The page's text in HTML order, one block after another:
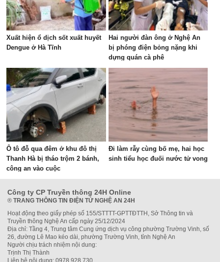
Xuất hiện ổ dịch sốt xuất huyết
Dengue ở Hà Tĩnh
Hai người đàn ông ở Nghệ An
bị phóng điện bỏng nặng khi
dựng quán cà phê
Ô tô đỗ qua đêm ở khu đô thị
Thanh Hà bị tháo trộm 2 bánh,
công an vào cuộc
Đi làm rẫy cùng bố mẹ, hai học
sinh tiểu học đuối nước tử vong
Công ty CP Truyền thông 24H Online
® TRANG THÔNG TIN ĐIỆN TỬ NGHỆ AN 24H
Hoạt động theo giấy phép số 155/STTTT-GPTTĐTTH, Sở Thông tin và
Truyền thông Nghệ An cấp ngày 25/12/2024
Địa chỉ: Tầng 4, Trung tâm Cung ứng dịch vụ công phường Trường Vinh, số
26, đường Lê Mao kéo dài, phường Trường Vinh, tỉnh Nghệ An
Người chịu trách nhiệm nội dung:
Trịnh Thị Thành
Liên hệ nội dung: 0978.928.730